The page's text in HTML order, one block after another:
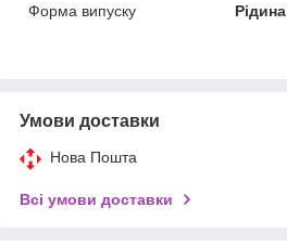
Форма випуску
Рідина
Умови доставки
Нова Пошта
Всі умови доставки